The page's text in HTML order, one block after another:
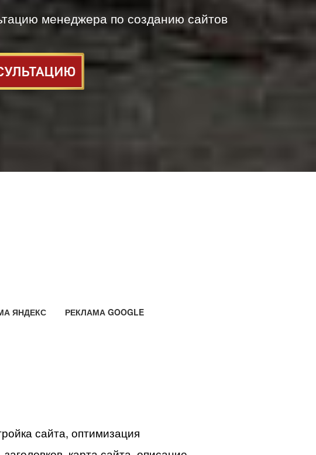
менеджера по созданию сайтов
ЯНДЕКС РЕКЛАМА GOOGLE
сайта, оптимизация